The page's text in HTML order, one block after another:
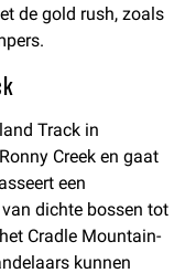
de gold rush, zoals
Track in
Creek en gaat
een
dichte bossen tot
Cradle Mountain-
kunnen